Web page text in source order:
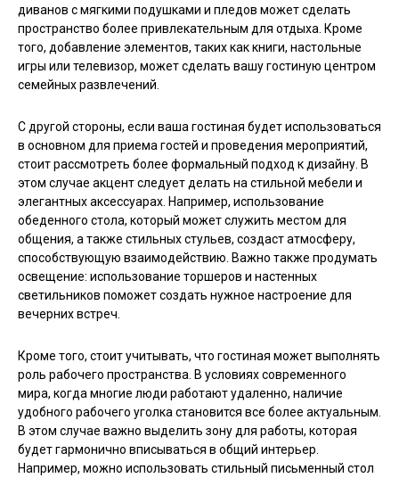
диванов с мягкими подушками и пледов может сделать
пространство более привлекательным для отдыха. Кроме
того, добавление элементов, таких как книги, настольные
игры или телевизор, может сделать вашу гостиную центром
семейных развлечений.
С другой стороны, если ваша гостиная будет использоваться
в основном для приема гостей и проведения мероприятий,
стоит рассмотреть более формальный подход к дизайну. В
этом случае акцент следует делать на стильной мебели и
элегантных аксессуарах. Например, использование
обеденного стола, который может служить местом для
общения, а также стильных стульев, создаст атмосферу,
способствующую взаимодействию. Важно также продумать
освещение: использование торшеров и настенных
светильников поможет создать нужное настроение для
вечерних встреч.
Кроме того, стоит учитывать, что гостиная может выполнять
роль рабочего пространства. В условиях современного
мира, когда многие люди работают удаленно, наличие
удобного рабочего уголка становится все более актуальным.
В этом случае важно выделить зону для работы, которая
будет гармонично вписываться в общий интерьер.
Например, можно использовать стильный письменный стол